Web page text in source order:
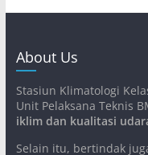
About Us
Stasiun Klimatologi
Unit Pelaksana Teknis
iklim dan kualitasi
Selain itu, bertindak